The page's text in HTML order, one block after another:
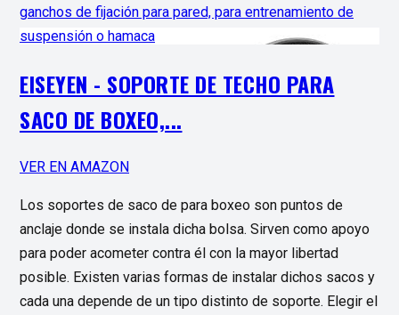
EISEYEN - SOPORTE DE TECHO PARA
SACO DE BOXEO,...
VER EN AMAZON
Los soportes de saco de para boxeo son puntos de
anclaje donde se instala dicha bolsa. Sirven como apoyo
para poder acometer contra él con la mayor libertad
posible. Existen varias formas de instalar dichos sacos y
cada una depende de un tipo distinto de soporte. Elegir el